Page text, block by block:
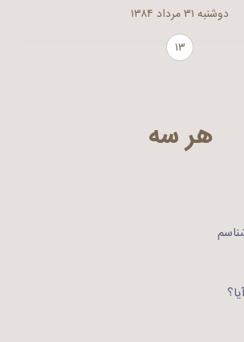
دوشنبه ۳۱ مرداد ۱۳۸۴
۱۳
هر سه